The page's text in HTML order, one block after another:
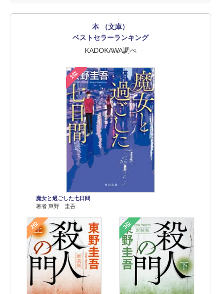
本 （文庫）
ベストセラーランキング
KADOKAWA調べ
1位
魔女と過ごした七日間
著者 東野 圭吾
2位 3位